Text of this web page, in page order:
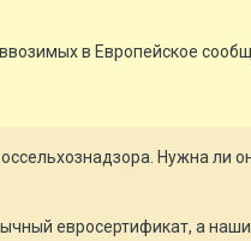
в Европейское
Нужна ли
евросертификат, а